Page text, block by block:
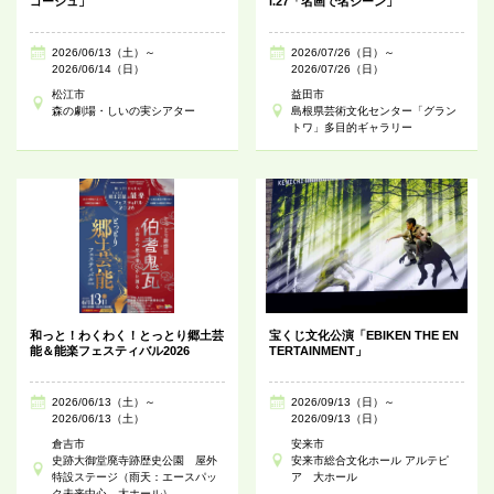
2026/06/13（土）～
2026/06/14（日）
松江市
森の劇場・しいの実シアター
2026/07/26（日）～
2026/07/26（日）
益田市
島根県芸術文化センター「グラン
トワ」多目的ギャラリー
和っと！わくわく！とっとり郷土芸
能＆能楽フェスティバル2026
2026/06/13（土）～
2026/06/13（土）
倉吉市
史跡大御堂廃寺跡歴史公園 屋外
特設ステージ（雨天：エースパッ
宝くじ文化公演「EBIKEN THE EN
TERTAINMENT」
2026/09/13（日）～
2026/09/13（日）
安来市
安来市総合文化ホール アルテピ
ア 大ホール